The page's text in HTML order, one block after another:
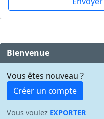
Bienvenue
Vous êtes nouveau ?
Créer un compte
Vous voulez EXPORTER